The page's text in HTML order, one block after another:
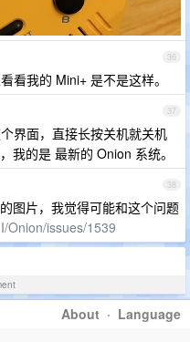
36
看我的 Mini+ 是不是这样。
37
界面，直接长按关机就关机
我的是 最新的 Onion 系统。
38
图片，我觉得可能和这个问题
Onion/issues/1539
About · Language